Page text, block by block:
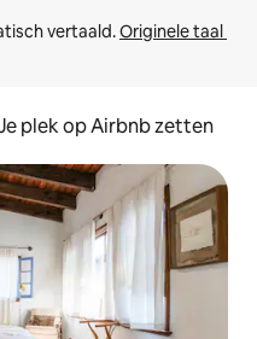
vertaald. Originele taal
plek op Airbnb zetten